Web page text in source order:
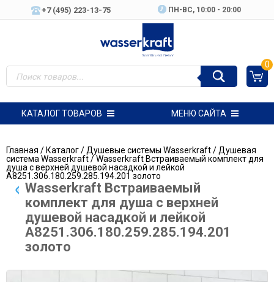
+7 (495) 223-13-75 ПН-ВC, 10:00 - 20:00
0
КАТАЛОГ ТОВАРОВ МЕНЮ САЙТА
Главная /Каталог/ Душевые системы Wasserkraft/ Душевая
система Wasserkraft/ Wasserkraft Встраиваемый комплект для
душа с верхней душевой насадкой и лейкой
A8251.306.180.259.285.194.201 золото
Wasserkraft Встраиваемый
комплект для душа с верхней
душевой насадкой и лейкой
A8251.306.180.259.285.194.201
золото